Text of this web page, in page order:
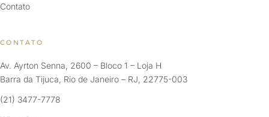
Contato
CONTATO
Av. Ayrton Senna, 2600 – Bloco 1 – Loja H
Barra da Tijuca, Rio de Janeiro – RJ, 22775-003
(21) 3477-7778